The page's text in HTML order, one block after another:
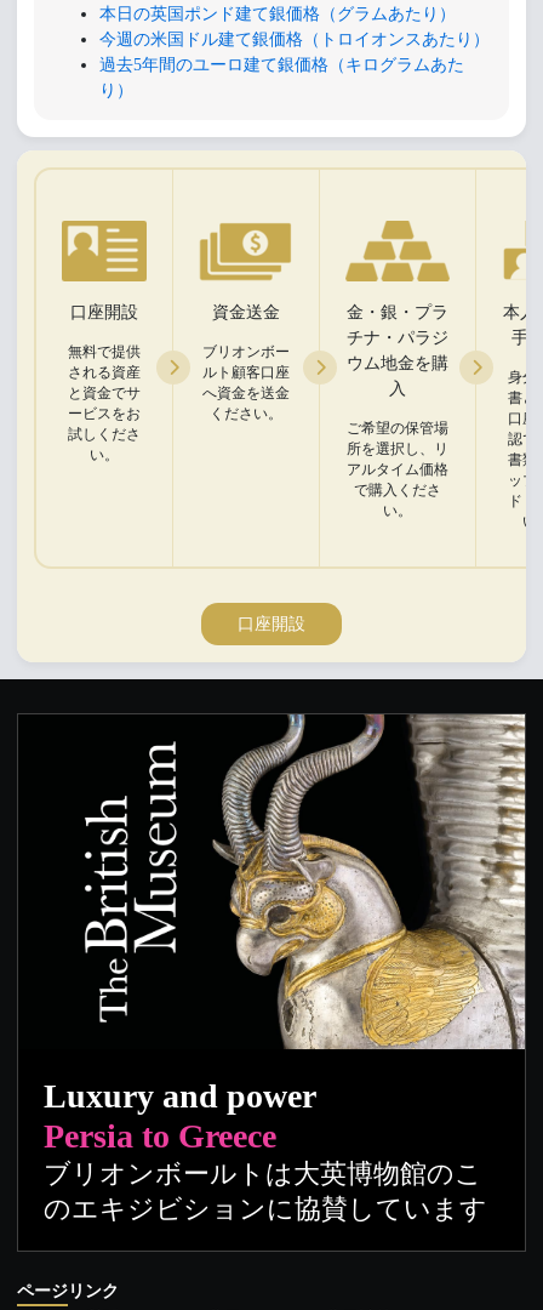
本日の英国ポンド建て銀価格（グラムあたり）
今週の米国ドル建て銀価格（トロイオンスあたり）
過去5年間のユーロ建て銀価格（キログラムあた
り）
口座開設
無料で提供
される資産
と資金でサ
ービスをお
試しくださ
い。
資金送金
ブリオンボー
ルト顧客口座
へ資金を送金
ください。
金・銀・プラ
チナ・パラジ
ウム地金を購
入
ご希望の保管場
所を選択し、リ
アルタイム価格
で購入くださ
い。
本人
手
身分
書と
口座
認で
書類
ップ
ドく
い
口座開設
Luxury and power
Persia to Greece
ブリオンボールトは大英博物館のこ
のエキジビションに協賛しています
ページリンク